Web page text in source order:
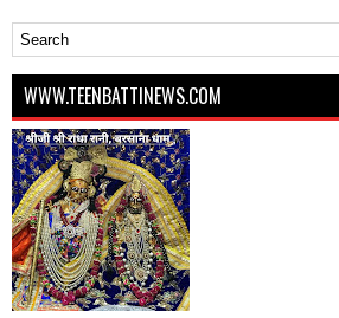
WWW.TEENBATTINEWS.COM